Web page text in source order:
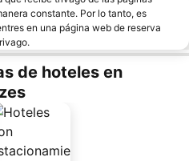
constante. Por lo tanto, es
en una página web de reserva
de hoteles en